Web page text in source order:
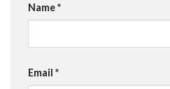
Name*
Email *